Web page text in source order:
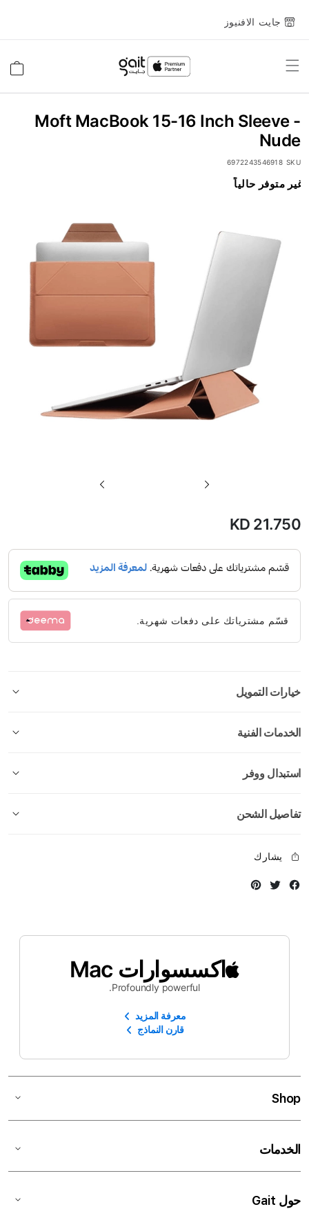
جايت الافنيوز
Toggle
Moft MacBook 15-16 Inch Sleeve -
Nude
SKU
6972243546918
انتقل
إلى
غير متوفر حالياً
معرض
KD 21.750
قسّم مشترياتك على دفعات شهرية.
خيارات التمويل
الخدمات الفنية
استبدال ووفر
تفاصيل الشحن
يشارك
Facebook
Twitter
اكسسوارات Mac
Profoundly powerful.
معرفة المزيد
قارن النماذج
Shop
الخدمات
حول Gait